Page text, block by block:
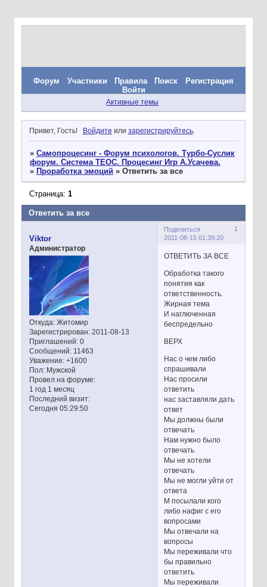
Форум Участники Правила Поиск
Регистрация
Войти
Активные темы
Привет, Гость! Войдите или зарегистрируйтесь.
» Самопроцесинг - Форум психологов. Турбо-Суслик
форум. Система ТЕОС. Процесинг Игр А.Усачева.
» Проработка эмоций » Ответить за все
Ответить за все
Страница: 1
Поделиться
1
2011-08-15 01:39:20
Viktor
Администратор
Откуда:Житомир
Зарегистрирован: 2011-08-13
Приглашений:0
Сообщений:11463
Уважение: +1600
Пол:Мужской
Провел на форуме:
1 год 1 месяц
Последний визит:
Сегодня 05:29:50
ОТВЕТИТЬ ЗА ВСЕ
Обработка такого
понятия как
ответственность.
Жирная тема
И наглюченная
беспредельно
ВЕРХ
Нас о чем либо
спрашивали
Нас просили
ответить
нас заставляли дать
ответ
Мы должны были
отвечать
Нам нужно было
отвечать
Мы не хотели
отвечать
Мы не могли уйти от
ответа
М посылали кого
либо нафиг с его
вопросами
Мы отвечали на
вопросы
Мы переживали что
бы правильно
ответить
Мы переживали